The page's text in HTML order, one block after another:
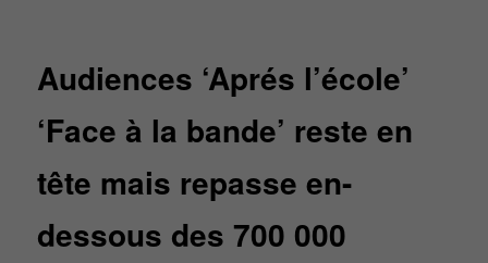
Audiences ‘Aprés l’école’
‘Face à la bande’ reste en
tête mais repasse en-
dessous des 700 000